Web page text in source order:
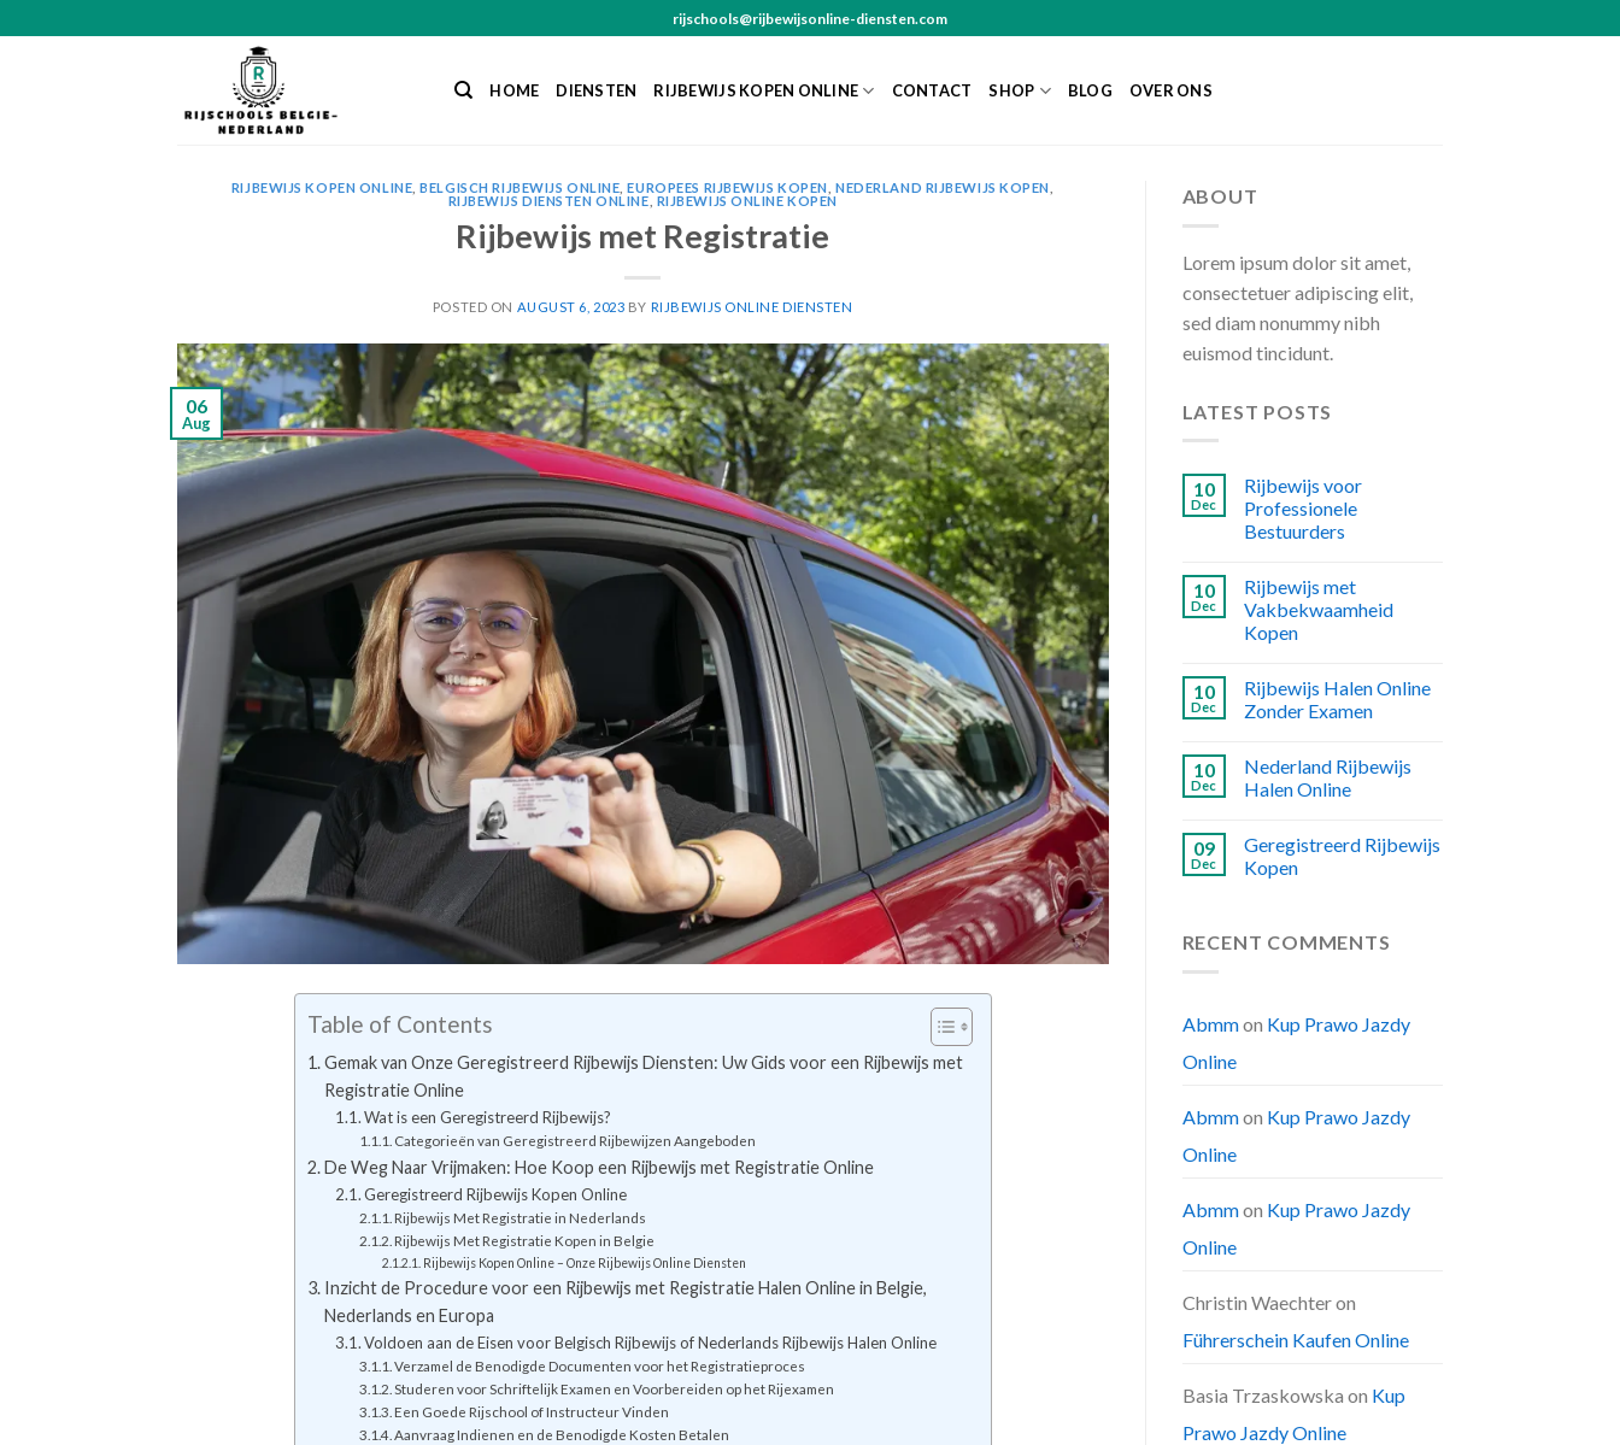
to
rijschools@rijbewijsonline-diensten.com
HOME DIENSTEN RIJBEWIJS KOPEN ONLINE CONTACT SHOP BLOG OVER ONS
RIJBEWIJS KOPEN ONLINE ,BELGISCH RIJBEWIJS ONLINE ,EUROPEES RIJBEWIJS KOPEN ,NEDERLAND RIJBEWIJS KOPEN
RIJBEWIJS DIENSTEN ONLINE RIJBEWIJS ONLINE KOPEN
Rijbewijs met Registratie
POSTED ON AUGUST 6, 2023 BY RIJBEWIJS ONLINE DIENSTEN
06
Aug
Table of Contents
Gemak van Onze Geregistreerd Rijbewijs Diensten: Uw Gids voor een Rijbewijs met
Registratie Online
Wat is een Geregistreerd Rijbewijs?
Categorieën van Geregistreerd Rijbewijzen Aangeboden
De Weg Naar Vrijmaken: Hoe Koop een Rijbewijs met Registratie Online
Geregistreerd Rijbewijs Kopen Online
Rijbewijs Met Registratie in Nederlands
Rijbewijs Met Registratie Kopen in Belgie
Rijbewijs Kopen Online – Onze Rijbewijs Online Diensten
Inzicht de Procedure voor een Rijbewijs met Registratie Halen Online in Belgie,
Nederlands en Europa
Voldoen aan de Eisen voor Belgisch Rijbewijs of Nederlands Rijbewijs Halen Online
Verzamel de Benodigde Documenten voor het Registratieproces
Studeren voor Schriftelijk Examen en Voorbereiden op het Rijexamen
Een Goede Rijschool of Instructeur Vinden
Aanvraag Indienen en de Benodigde Kosten Betalen
ABOUT
Lorem ipsum dolor sit amet,
consectetuer adipiscing elit,
sed diam nonummy nibh
euismod tincidunt.
LATEST POSTS
10
Dec
Rijbewijs voor
Professionele
Bestuurders
10
Dec
Rijbewijs met
Vakbekwaamheid
Kopen
10
Dec
Rijbewijs Halen Online
Zonder Examen
10
Dec
Nederland Rijbewijs
Halen Online
09
Dec
Geregistreerd Rijbewijs
Kopen
RECENT COMMENTS
Abmmon Kup Prawo Jazdy
Online
Abmmon Kup Prawo Jazdy
Online
Abmmon Kup Prawo Jazdy
Online
Christin Waechteron
Führerschein Kaufen Online
Basia Trzaskowska on Kup
Prawo Jazdy Online